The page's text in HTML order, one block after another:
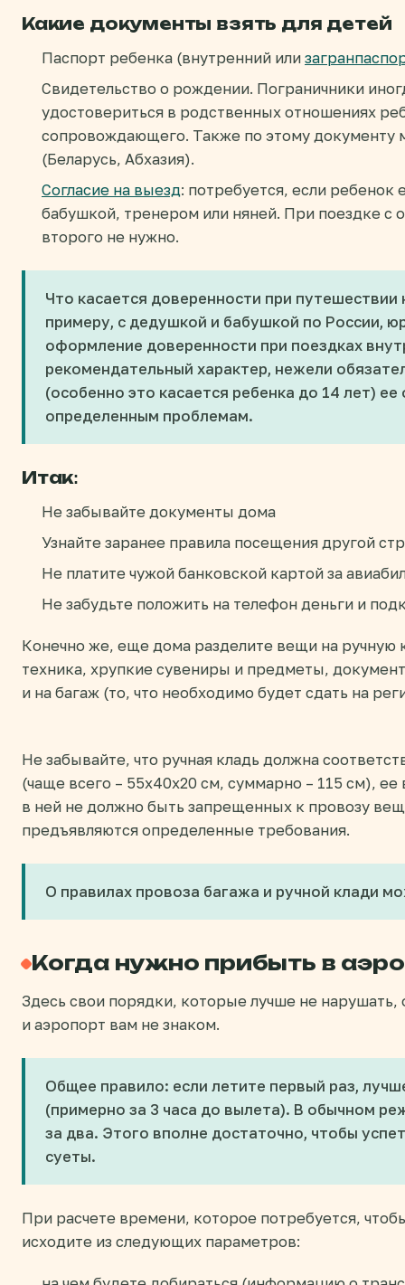
Какие документы взять для детей
Паспорт ребенка (внутренний или
Свидетельство о рождении. Пограничники
удостовериться в родственных отношениях
сопровождающего. Также по этому документу
(Беларусь, Абхазия).
Согласие на выезд: потребуется, если ребенок
бабушкой, тренером или няней. При поездке с
второго не нужно.
Что касается доверенности при
примеру, с дедушкой и бабушкой по России,
оформление доверенности при поездках
рекомендательный характер, нежели
(особенно это касается ребенка до 14 лет)
определенным проблемам.
Итак:
Не забывайте документы дома
Узнайте заранее правила посещения другой
Не платите чужой банковской картой за
Не забудьте положить на телефон деньги и
Конечно же, еще дома разделите вещи на ручную
техника, хрупкие сувениры и предметы,
и на багаж (то, что необходимо будет сдать на
Не забывайте, что ручная кладь должна
(чаще всего – 55х40х20 см, суммарно – 115 см),
в ней не должно быть запрещенных к провозу
предъявляются определенные требования.
О правилах провоза багажа и ручной клади
Когда нужно прибыть в
Здесь свои порядки, которые лучше не нарушать,
и аэропорт вам не знаком.
Общее правило: если летите первый раз,
(примерно за 3 часа до вылета). В обычном
за два. Этого вполне достаточно, чтобы
суеты.
При расчете времени, которое потребуется,
исходите из следующих параметров: